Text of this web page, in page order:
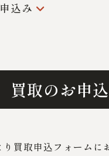
込み
買取のお申
買取申込フォームに